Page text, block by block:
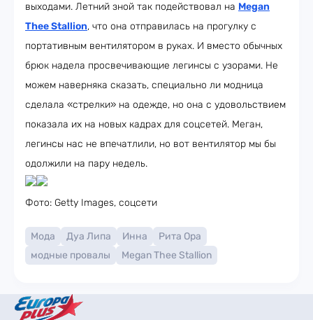
выходами. Летний зной так подействовал на Megan
Thee Stallion, что она отправилась на прогулку с
портативным вентилятором в руках. И вместо обычных
брюк надела просвечивающие легинсы с узорами. Не
можем наверняка сказать, специально ли модница
сделала «стрелки» на одежде, но она с удовольствием
показала их на новых кадрах для соцсетей. Меган,
легинсы нас не впечатлили, но вот вентилятор мы бы
одолжили на пару недель.
Фото: Getty Images, соцсети
Мода Дуа Липа Инна
Рита Ора
модные провалы
Megan Thee Stallion